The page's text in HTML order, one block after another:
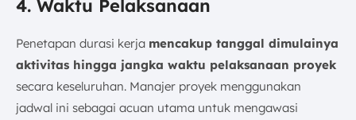
4. Waktu Pelaksanaan
Penetapan durasi kerja mencakup tanggal dimulainya
aktivitas hingga jangka waktu pelaksanaan proyek
secara keseluruhan. Manajer proyek menggunakan
jadwal ini sebagai acuan utama untuk mengawasi